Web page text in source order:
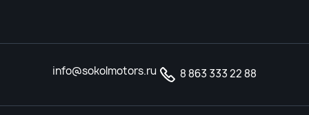
info@sokolmotors.ru 8 863 333 22 88